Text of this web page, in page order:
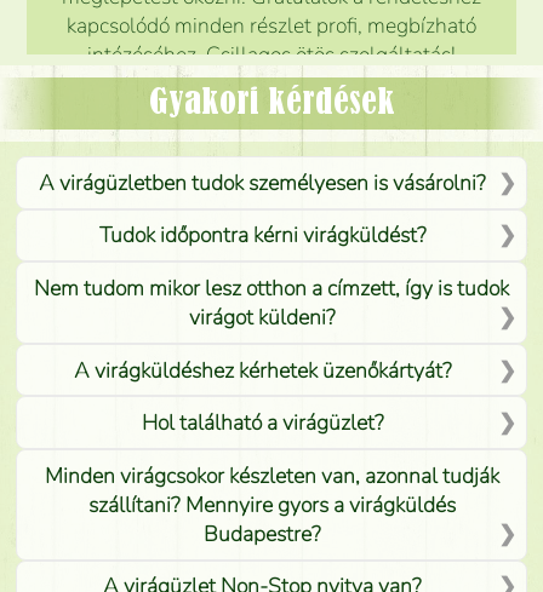
kapcsolódó minden részlet profi, megbízható
intézéséhez. Csillagos ötös szolgáltatás!
Mónika
Gyakori kérdések
A virágüzletben tudok személyesen is vásárolni?
Tudok időpontra kérni virágküldést?
Nem tudom mikor lesz otthon a címzett, így is tudok
virágot küldeni?
A virágküldéshez kérhetek üzenőkártyát?
Hol található a virágüzlet?
Minden virágcsokor készleten van, azonnal tudják
szállítani? Mennyire gyors a virágküldés
Budapestre?